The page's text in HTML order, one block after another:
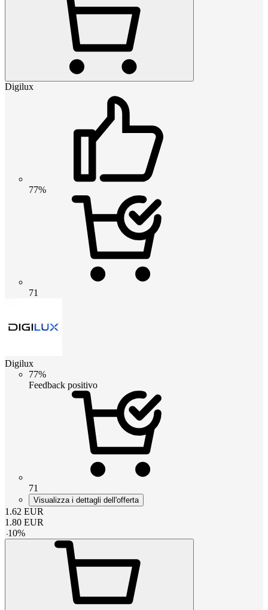
Digilux
77%
71
Digilux
77%
Feedback positivo
71
Visualizza i dettagli dell'offerta
1.62 EUR
1.80 EUR
-10%